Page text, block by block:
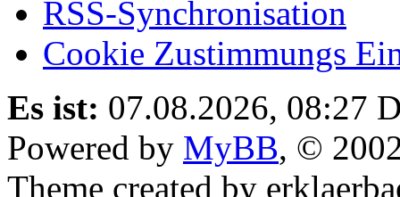
RSS-Synchronisation
Cookie Zustimmungs
Es ist: 07.08.2026, 08:27
Powered by MyBB, ©
Theme created by